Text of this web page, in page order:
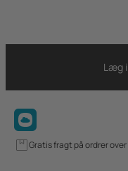
Læg
Gratis fragt på ordrer over